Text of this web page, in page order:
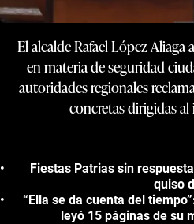
El alcalde Rafael López
en materia de seguridad
autoridades regionales
concretas dirigidas
Fiestas Patrias sin
quiso
“Ella se da cuenta del
leyó 15 páginas de su